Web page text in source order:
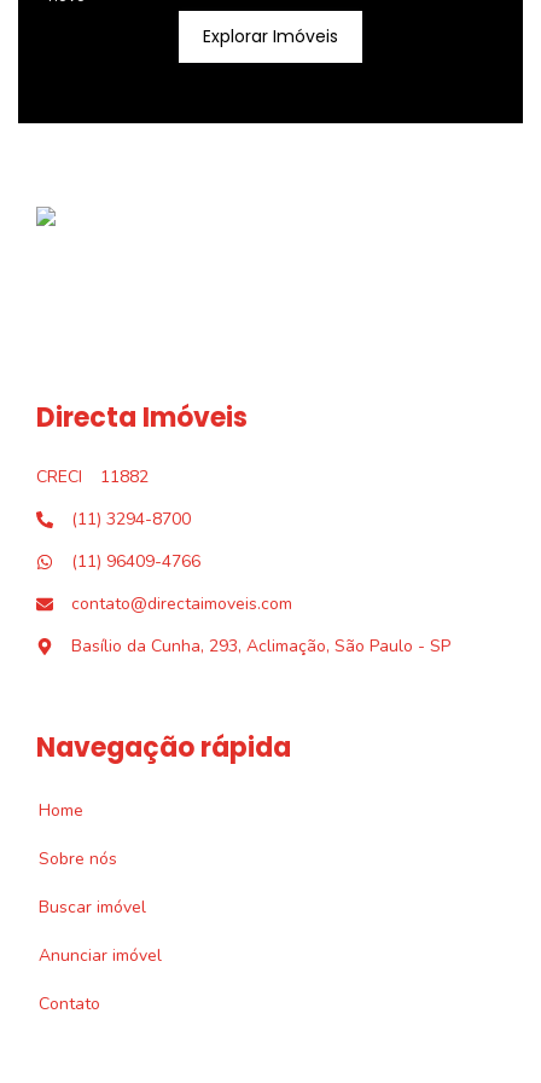
Explorar Imóveis
Directa Imóveis
CRECI
11882
(11) 3294-8700
(11) 96409-4766
contato@directaimoveis.com
Basílio da Cunha, 293, Aclimação, São Paulo - SP
Navegação rápida
Home
Sobre nós
Buscar imóvel
Anunciar imóvel
Contato